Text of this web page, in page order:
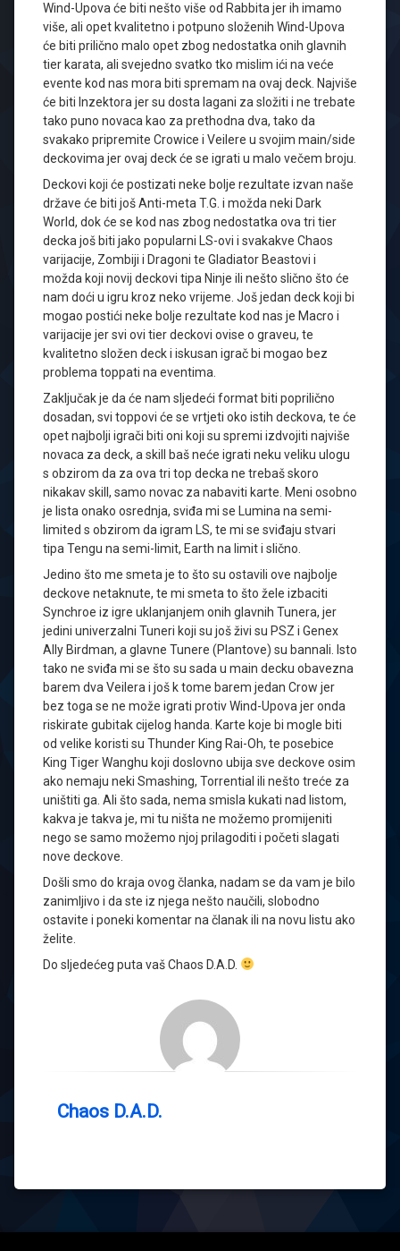
Wind-Upova će biti nešto više od Rabbita jer ih imamo
više, ali opet kvalitetno i potpuno složenih Wind-Upova
će biti prilično malo opet zbog nedostatka onih glavnih
tier karata, ali svejedno svatko tko mislim ići na veće
evente kod nas mora biti spremam na ovaj deck. Najviše
će biti Inzektora jer su dosta lagani za složiti i ne trebate
tako puno novaca kao za prethodna dva, tako da
svakako pripremite Crowice i Veilere u svojim main/side
deckovima jer ovaj deck će se igrati u malo večem broju.
Deckovi koji će postizati neke bolje rezultate izvan naše
države će biti još Anti-meta T.G. i možda neki Dark
World, dok će se kod nas zbog nedostatka ova tri tier
decka još biti jako popularni LS-ovi i svakakve Chaos
varijacije, Zombiji i Dragoni te Gladiator Beastovi i
možda koji novij deckovi tipa Ninje ili nešto slično što će
nam doći u igru kroz neko vrijeme. Još jedan deck koji bi
mogao postići neke bolje rezultate kod nas je Macro i
varijacije jer svi ovi tier deckovi ovise o graveu, te
kvalitetno složen deck i iskusan igrač bi mogao bez
problema toppati na eventima.
Zaključak je da će nam sljedeći format biti poprilično
dosadan, svi toppovi će se vrtjeti oko istih deckova, te će
opet najbolji igrači biti oni koji su spremi izdvojiti najviše
novaca za deck, a skill baš neće igrati neku veliku ulogu
s obzirom da za ova tri top decka ne trebaš skoro
nikakav skill, samo novac za nabaviti karte. Meni osobno
je lista onako osrednja, sviđa mi se Lumina na semi-
limited s obzirom da igram LS, te mi se sviđaju stvari
tipa Tengu na semi-limit, Earth na limit i slično.
Jedino što me smeta je to što su ostavili ove najbolje
deckove netaknute, te mi smeta to što žele izbaciti
Synchroe iz igre uklanjanjem onih glavnih Tunera, jer
jedini univerzalni Tuneri koji su još živi su PSZ i Genex
Ally Birdman, a glavne Tunere (Plantove) su bannali. Isto
tako ne sviđa mi se što su sada u main decku obavezna
barem dva Veilera i još k tome barem jedan Crow jer
bez toga se ne može igrati protiv Wind-Upova jer onda
riskirate gubitak cijelog handa. Karte koje bi mogle biti
od velike koristi su Thunder King Rai-Oh, te posebice
King Tiger Wanghu koji doslovno ubija sve deckove osim
ako nemaju neki Smashing, Torrential ili nešto treće za
uništiti ga. Ali što sada, nema smisla kukati nad listom,
kakva je takva je, mi tu ništa ne možemo promijeniti
nego se samo možemo njoj prilagoditi i početi slagati
nove deckove.
Došli smo do kraja ovog članka, nadam se da vam je bilo
zanimljivo i da ste iz njega nešto naučili, slobodno
ostavite i poneki komentar na članak ili na novu listu ako
želite.
Do sljedećeg puta vaš Chaos D.A.D.
Chaos D.A.D.